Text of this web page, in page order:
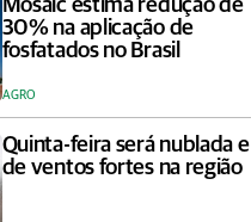
Mosaic estima redução de
30% na aplicação de
fosfatados no Brasil
AGRO
Quinta-feira será nublada e
de ventos fortes na região